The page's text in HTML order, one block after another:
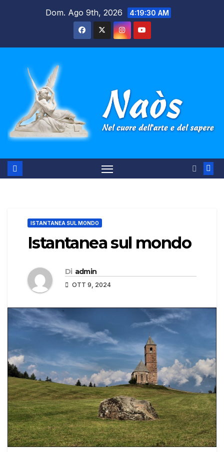
Dom. Ago 9th, 2026 4:19:31 AM
ISTANTANEA SUL MONDO
Istantanea sul mondo
Di admin
OTT 9, 2024